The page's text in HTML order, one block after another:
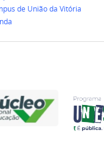
de União da Vitória